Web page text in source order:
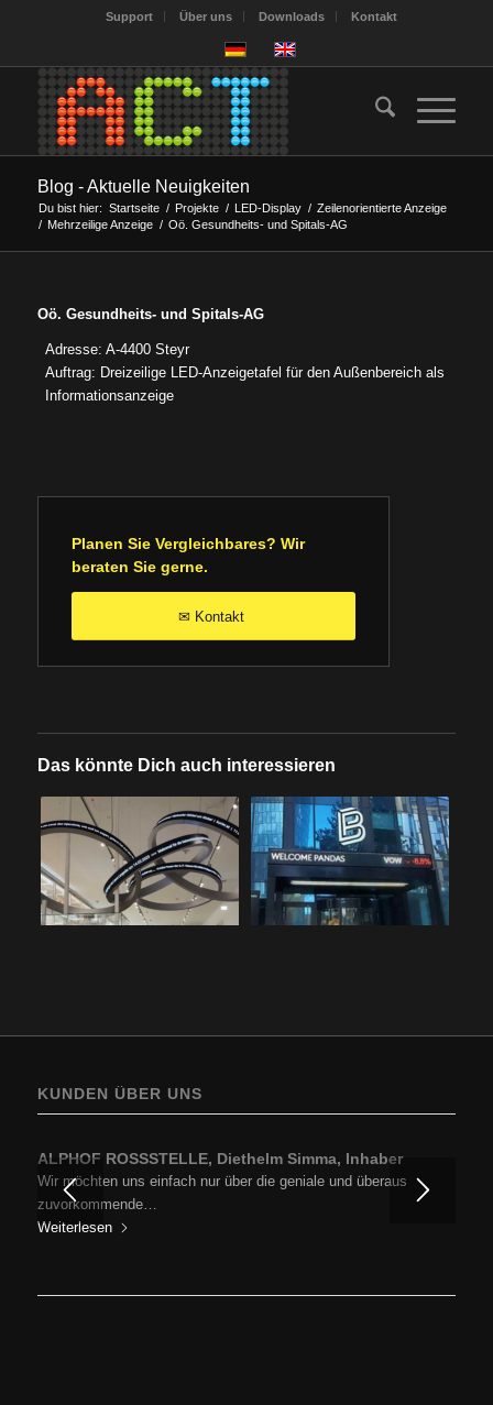
Support Über uns Downloads Kontakt
Blog - Aktuelle Neuigkeiten
Du bist hier: Startseite / Projekte / LED-Display / Zeilenorientierte Anzeige
/ Mehrzeilige Anzeige / Oö. Gesundheits- und Spitals-AG
Oö. Gesundheits- und Spitals-AG
Adresse: A-4400 Steyr
Auftrag: Dreizeilige LED-Anzeigetafel für den Außenbereich als
Informationsanzeige
Planen Sie Vergleichbares? Wir
beraten Sie gerne.
✉ Kontakt
Das könnte Dich auch interessieren
KUNDEN ÜBER UNS
ALPHOF ROSSSTELLE, Diethelm Simma, Inhaber
Wir möchten uns einfach nur über die geniale und überaus
zuvorkommende…
Weiterlesen